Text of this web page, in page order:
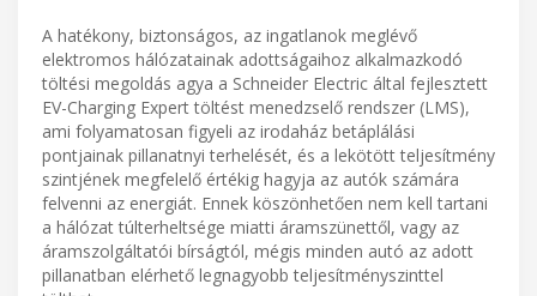
A hatékony, biztonságos, az ingatlanok meglévő
elektromos hálózatainak adottságaihoz alkalmazkodó
töltési megoldás agya a Schneider Electric által fejlesztett
EV-Charging Expert töltést menedzselő rendszer (LMS),
ami folyamatosan figyeli az irodaház betáplálási
pontjainak pillanatnyi terhelését, és a lekötött teljesítmény
szintjének megfelelő értékig hagyja az autók számára
felvenni az energiát. Ennek köszönhetően nem kell tartani
a hálózat túlterheltsége miatti áramszünettől, vagy az
áramszolgáltatói bírságtól, mégis minden autó az adott
pillanatban elérhető legnagyobb teljesítményszinttel